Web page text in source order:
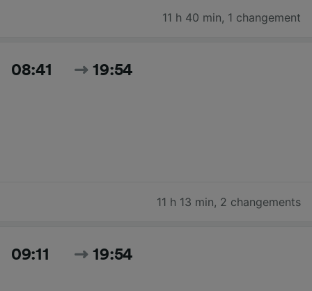
11 h 40 min, 1 changement
08:41 19:54
11 h 13 min, 2 changements
09:11 19:54